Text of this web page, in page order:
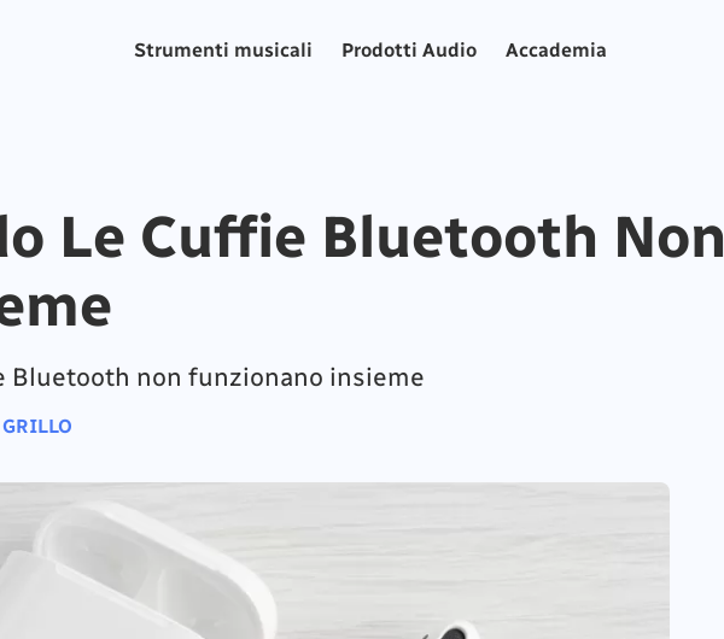
Strumenti musicali Prodotti Audio Accademia
Le Cuffie Bluetooth Non
Bluetooth non funzionano insieme